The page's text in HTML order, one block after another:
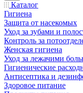
Каталог
Гигиена
Защита от насекомых
Уход за зубами и
Контроль за
Женская гигиена
Уход за лежачими
Гигиенические
Антисептика и
Здоровое питание